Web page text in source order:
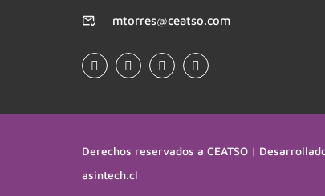
mtorres@ceatso.com
Derechos reservados a CEATSO |
asintech.cl